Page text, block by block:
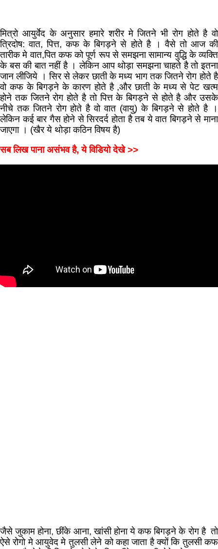
मित्रो आयुर्वेद के अनुसार हमारे शरीर मे जितने भी रोग होते है वो
त्रिदोष: वात, पित्त, कफ के बिगड़ने से होते है । वैसे तो आज की
तारीक मे वात,पित कफ को पूर्ण रूप से समझना सामान्य वुद्धि के व्यक्ति
के बस की बात नहीं है । लेकिन आप थोड़ा समझना चाहते है तो इतना
जान लीजिये । सिर से लेकर छाती के मध्य भाग तक जितने रोग होते है
वो कफ के बिगड़ने के कारण होते है ,और छाती के मध्य से पेट खत्म
होने तक जितने रोग होते है तो पित्त के बिगड़ने से होते है और उसके
नीचे तक जितने रोग होते है वो वात (वायु) के बिगड़ने से होते है ।
लेकिन कई बार गैस होने से सिरदर्द होता है तब ये वात बिगड़ने से माना
जाएगा । (खैर ये थोड़ा कठिन विषय है)
सब लिख पाना असंभव है, ये विडियो देखे >>
जैसे जुकाम होना, छींके आना, खांसी होना ये कफ बिगड़ने के रोग है तो
ऐसे रोगो मे आयुवेद मे तुलसी लेने को कहा जाता है क्यों कि तुलसी कफ